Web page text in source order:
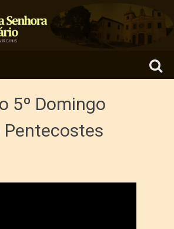
Search
for:
5º Domingo
Pentecostes